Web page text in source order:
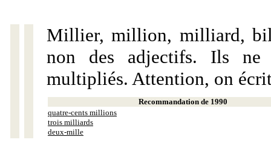
Millier, million, milliard,
non des adjectifs. Ils ne
multipliés. Attention, on
Recommandation de 1990
quatre-cents millions
trois milliards
deux-mille